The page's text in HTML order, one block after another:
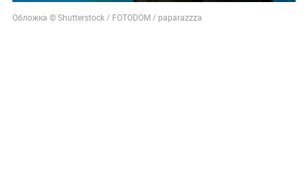
Обложка © Shutterstock / FOTODOM / paparazzza